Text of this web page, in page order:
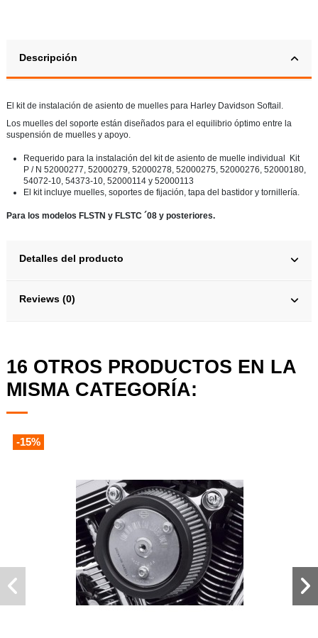
Descripción
El kit de instalación de asiento de muelles para Harley Davidson Softail.
Los muelles del soporte están diseñados para el equilibrio óptimo entre la
suspensión de muelles y apoyo.
Requerido para la instalación del kit de asiento de muelle individual Kit
P / N 52000277, 52000279, 52000278, 52000275, 52000276, 52000180,
54072-10, 54373-10, 52000114 y 52000113
El kit incluye muelles, soportes de fijación, tapa del bastidor y tornillería.
Para los modelos FLSTN y FLSTC ´08 y posteriores.
Detalles del producto
Reviews (0)
16 OTROS PRODUCTOS EN LA
MISMA CATEGORÍA:
-15%